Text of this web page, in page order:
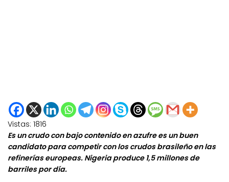
Vistas: 1816
Es un crudo con bajo contenido en azufre es un buen
candidato para competir con los crudos brasileño en las
refinerías europeas. Nigeria produce 1,5 millones de
barriles por día.